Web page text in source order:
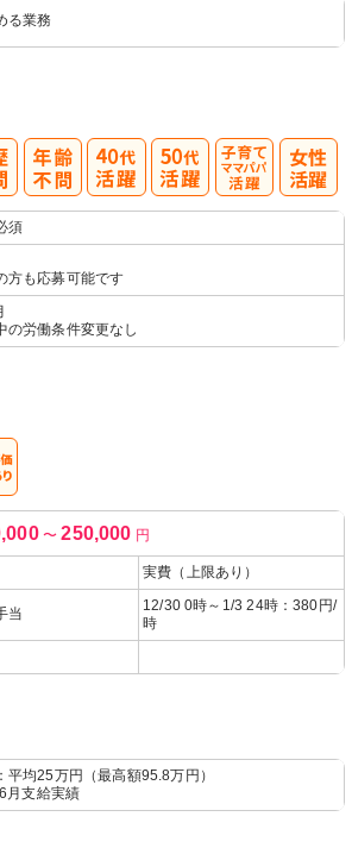
る業務
須
方も応募可能です
の労働条件変更なし
〜 250,000 円
実費（上限あり）
当
12/30 0時～1/3 24時：380円/
時
平均25万円（最高額95.8万円）
支給実績